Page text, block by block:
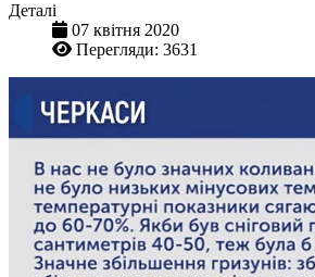
Деталі
07 квітня 2020
Перегляди: 3631